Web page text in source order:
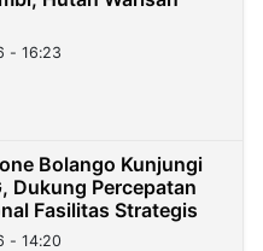
- 16:23
Bolango Kunjungi
Dukung Percepatan
Fasilitas Strategis
- 14:20